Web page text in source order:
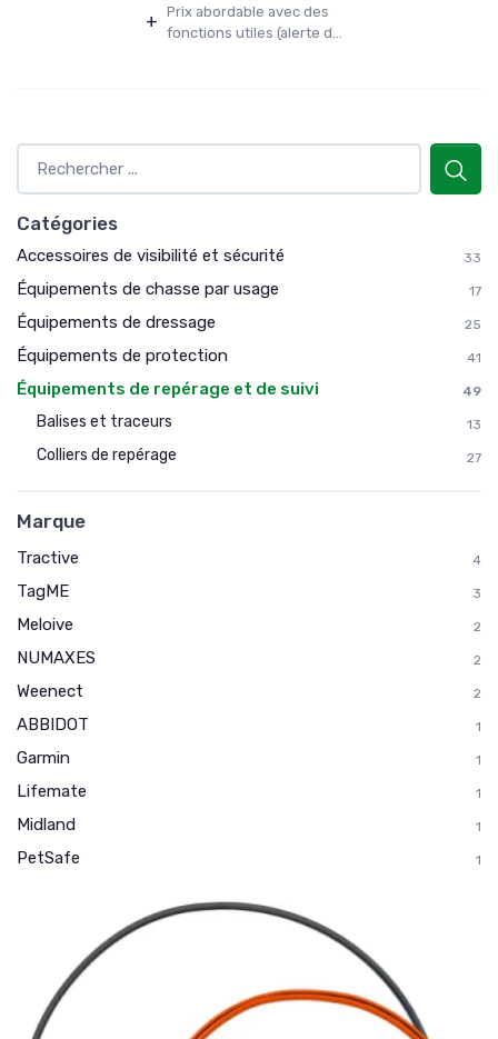
+ Prix abordable avec des
fonctions utiles (alerte d...
Catégories
Accessoires de visibilité et sécurité 33
Équipements de chasse par usage 17
Équipements de dressage 25
Équipements de protection 41
Équipements de repérage et de suivi 49
Balises et traceurs 13
Colliers de repérage 27
Marque
Tractive 4
TagME 3
Meloive 2
NUMAXES 2
Weenect 2
ABBIDOT 1
Garmin 1
Lifemate 1
Midland 1
PetSafe 1